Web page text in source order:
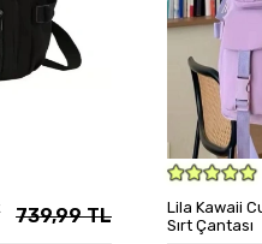
739,99 TL
Lila Kawaii
Sırt Çantası